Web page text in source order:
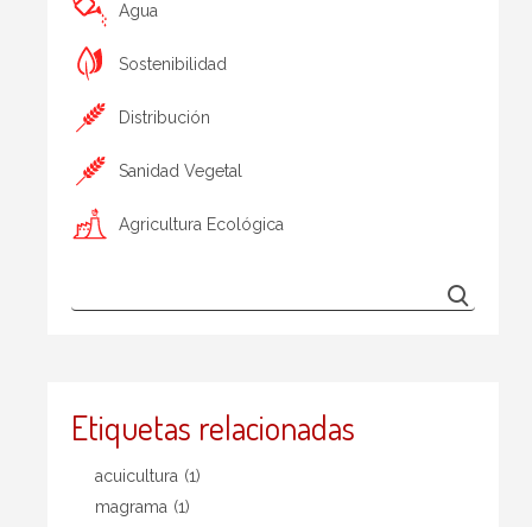
Agua
Sostenibilidad
Distribución
Sanidad Vegetal
Agricultura Ecológica
Etiquetas relacionadas
acuicultura (1)
magrama (1)